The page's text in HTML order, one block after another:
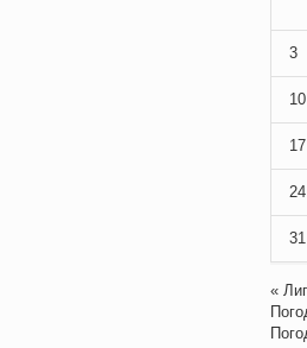
3
10
17
24
31
«